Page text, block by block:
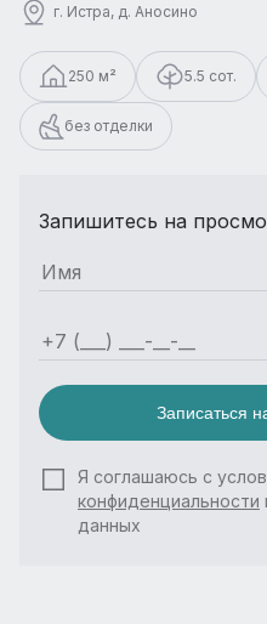
г. Истра, д. Аносино
250 м² 5.5 сот.
без отделки
Запишитесь на
Записаться
Я соглашаюсь с
конфиденциальности
данных